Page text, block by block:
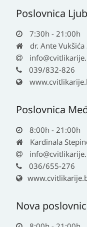
Poslovnica
7:30h - 21:00h
dr. Ante Vukšića
039/832-826
Poslovnica
8:00h - 21:00h
Kardinala
036/655-276
Nova